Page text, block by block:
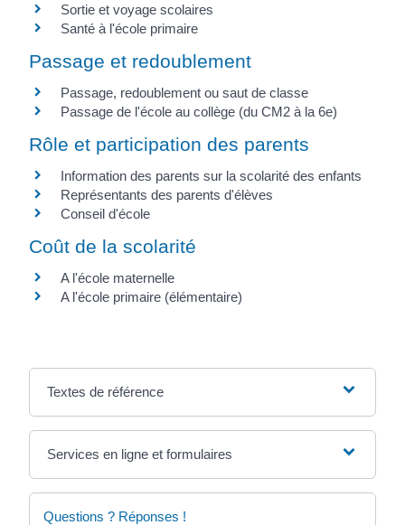
Sortie et voyage scolaires
Santé à l'école primaire
Passage et redoublement
Passage, redoublement ou saut de classe
Passage de l'école au collège (du CM2 à la 6e)
Rôle et participation des parents
Information des parents sur la scolarité des enfants
Représentants des parents d'élèves
Conseil d'école
Coût de la scolarité
A l'école maternelle
A l'école primaire (élémentaire)
Textes de référence
Services en ligne et formulaires
Questions ? Réponses !